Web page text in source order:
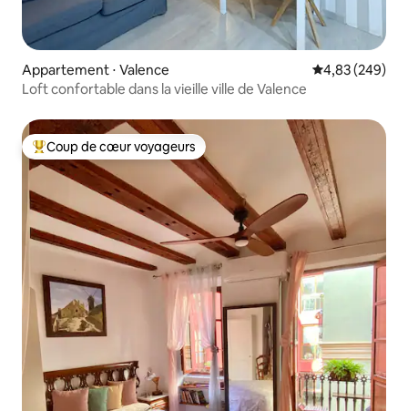
Appartement ⋅ Valence Évaluation
4,83 (249)
Loft confortable dans la vieille ville de Valence
Coups de cœur voyageurs les plus appréciés
Coup de cœur voyageurs